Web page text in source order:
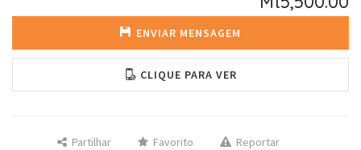
ENVIAR MENSAGEM
CLIQUE PARA VER
Partilhar Favorito Reportar